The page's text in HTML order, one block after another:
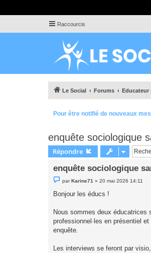
Raccourcis
Le Social Forums Educateur
Pour être notifié de nouveaux
enquête sociologique
Répondre
enquête sociologique
e
s
e
n
n
parKarine71 »20 mai 2026 14:11
Bonjour les éducs !
Nous sommes deux éducatrices
professionnel·les en présentiel
enquête.
Les interviews se feront par